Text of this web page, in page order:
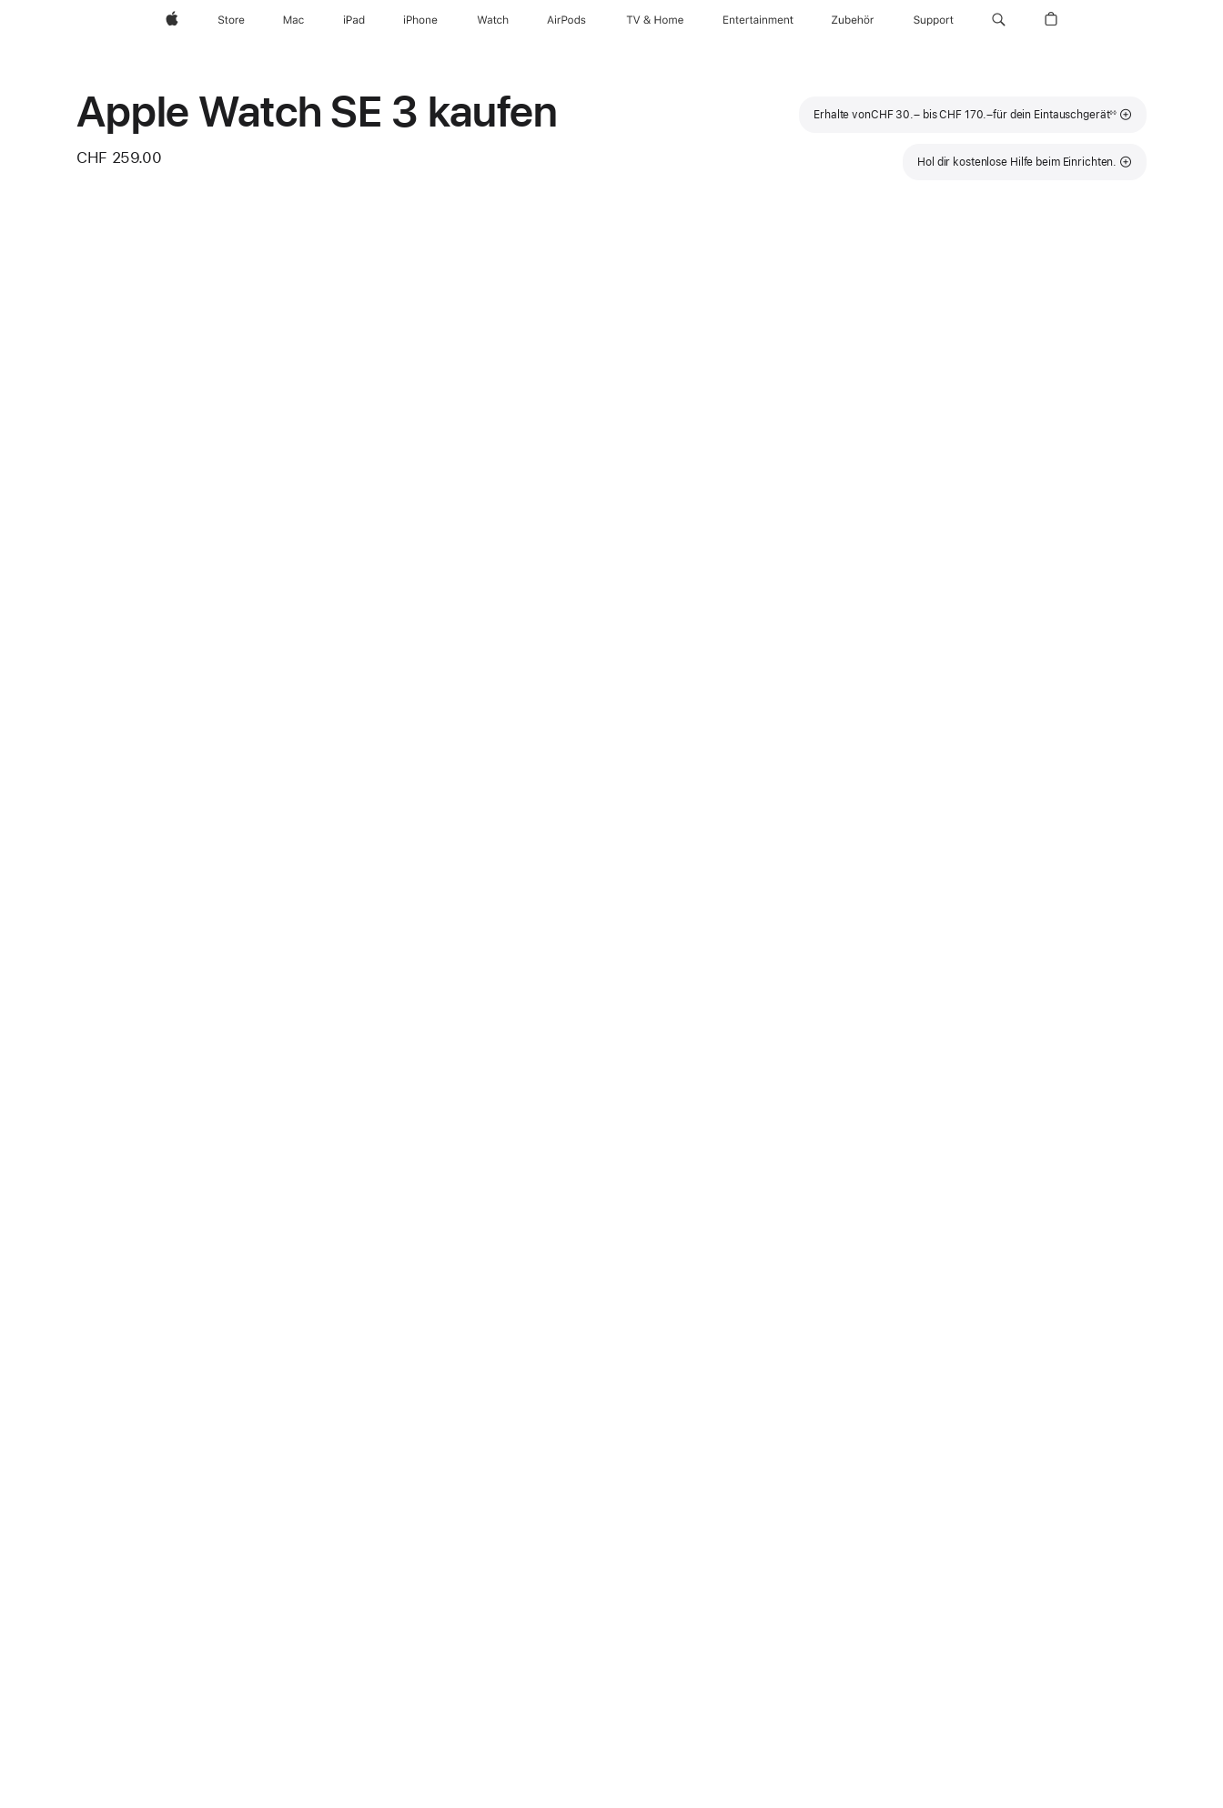
Apple Store Mac iPad iPhone Watch AirPods TV & Home Entertainment Zubehör Support
Apple Watch SE 3 kaufen
CHF 259.00
Erhalte vonCHF 30.– bis CHF 170.–für dein Eintauschgerät
Fußnote
◊◊
Hol dir kostenlose Hilfe beim Einrichten.